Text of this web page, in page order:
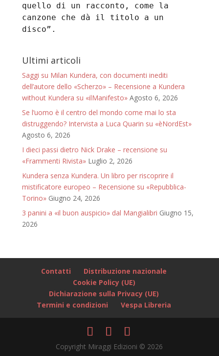
quello di un racconto, come la
canzone che dà il titolo a un
disco”.
Ultimi articoli
Saggi su Milan Kundera, con documenti inediti
dell’autore dello «Scherzo» – Recensione a Kundera
without Kundera su «ilManifesto» Agosto 6, 2026
Se l’uomo è il centro del mondo come mai lo sta
distruggendo? Intervista a Luca Quarin su «èNordEst»
Agosto 6, 2026
I dieci passi dietro Nick Drake – recensione su
«Frammenti Rivista» Luglio 2, 2026
Kundera senza Kundera. Un libro per riscoprire il
mistificatore europeo – Recensione su «Repubblica-
Torino» Giugno 24, 2026
3 panini a «il buon auspicio» dal Mangialibri Giugno 15,
2026
Contatti
Distribuzione nazionale
Cookie Policy (UE)
Dichiarazione sulla Privacy (UE)
Termini e condizioni
Vespa Libreria
Copyright Miraggi Edizioni © 2026